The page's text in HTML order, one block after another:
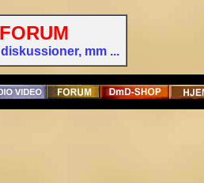
FORUM
mm ...